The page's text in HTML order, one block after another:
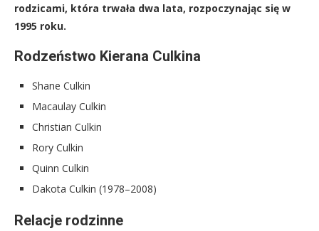
rodzicami, która trwała dwa lata, rozpoczynając się w
1995 roku.
Rodzeństwo Kierana Culkina
Shane Culkin
Macaulay Culkin
Christian Culkin
Rory Culkin
Quinn Culkin
Dakota Culkin (1978–2008)
Relacje rodzinne